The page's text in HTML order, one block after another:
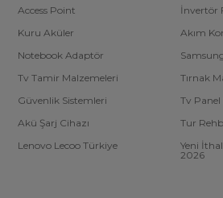
Access Point
İnvertör
Kuru Aküler
Akım
Notebook Adaptör
Tv Tamir Malzemeleri
Tırnak
Güvenlik Sistemleri
Tv
Akü Şarj Cihazı
Tur
Lenovo Lecoo Türkiye
Yeni
2026